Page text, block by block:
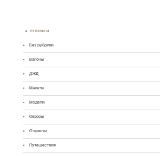
РУБРИКИ
Без рубрики
Вагоны
ДЖД
Макеты
Модели
Обзоры
Открытки
Путешествия